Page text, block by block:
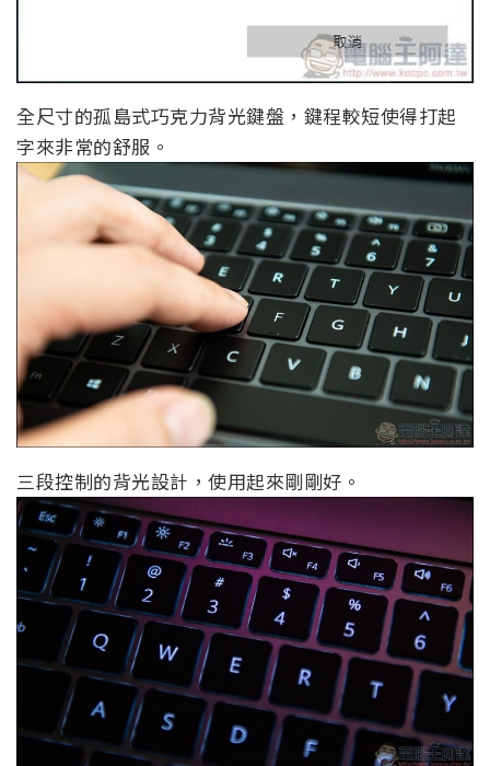
全尺寸的孤島式巧克力背光鍵盤，鍵程較短使得打起
字來非常的舒服。
三段控制的背光設計，使用起來剛剛好。